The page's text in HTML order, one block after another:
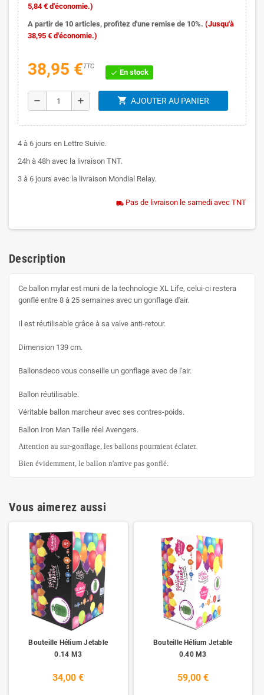
5,84 € d'économie.)
A partir de 10 articles, profitez d'une remise de 10%. (Jusqu'à
38,95 € d'économie.)
38,95 €TTC
check En stock
remove add shopping_cart AJOUTER AU PANIER
4 à 6 jours en Lettre Suivie.
24h à 48h avec la livraison TNT.
3 à 6 jours avec la livraison Mondial Relay.
local_shipping Pas de livraison le samedi avec TNT
Description
Ce ballon mylar est muni de la technologie XL Life, celui-ci restera
gonflé entre 8 à 25 semaines avec un gonflage d'air.
Il est réutilisable grâce à sa valve anti-retour.
Dimension 139 cm.
Ballonsdeco vous conseille un gonflage avec de l'air.
Ballon réutilisable.
Véritable ballon marcheur avec ses contres-poids.
Ballon Iron Man Taille réel Avengers.
Attention au sur-gonflage, les ballons pourraient éclater.
Bien évidemment, le ballon n'arrive pas gonflé.
Vous aimerez aussi
Bouteille Hélium Jetable
0.14 M3
34,00 €
Bouteille Hélium Jetable
0.40 M3
59,00 €